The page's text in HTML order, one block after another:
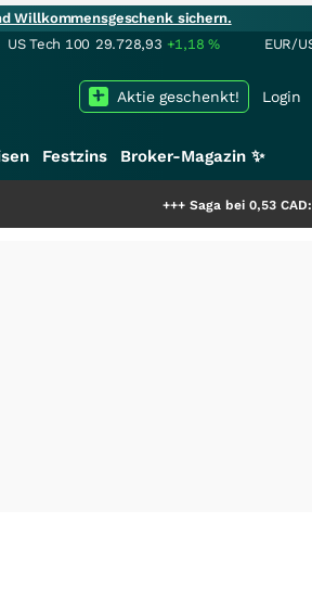
Willkommensgeschenk sichern.
US Tech 100 29.728,93 +1,18% EUR/
Login
Aktie geschenkt!
Festzins Broker-Magazin ✨
Saga bei 0,53 CAD: